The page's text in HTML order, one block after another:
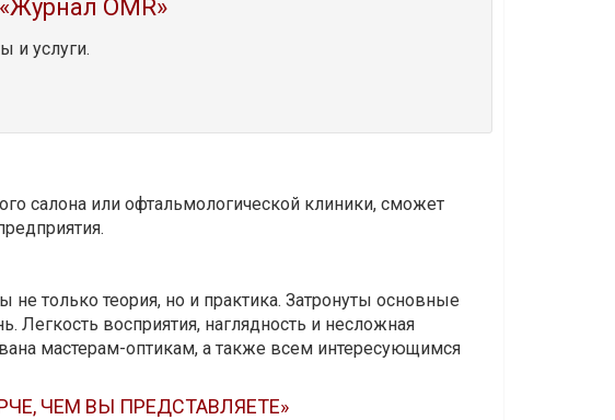
OMR»
и услуги.
салона или офтальмологической клиники, сможет
не только теория, но и практика. Затронуты основные
восприятия, наглядность и несложная
мастерам-оптикам, а также всем интересующимся
ЧЕМ ВЫ ПРЕДСТАВЛЯЕТЕ»